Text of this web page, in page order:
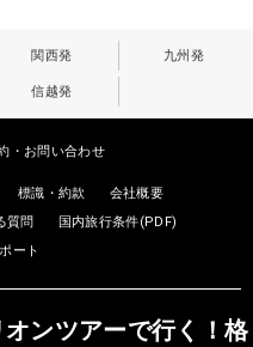
関西発 九州発
信越発
・お問い合わせ
標識・約款
会社概要
質問
国内旅行条件(PDF)
ート
オンツアーで行く！格